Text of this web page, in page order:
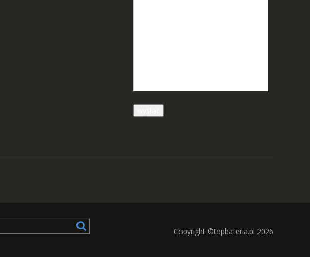
Copyright ©topbateria.pl 2026